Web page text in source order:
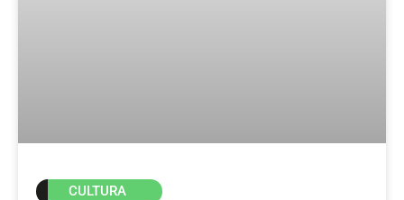
CULTURA